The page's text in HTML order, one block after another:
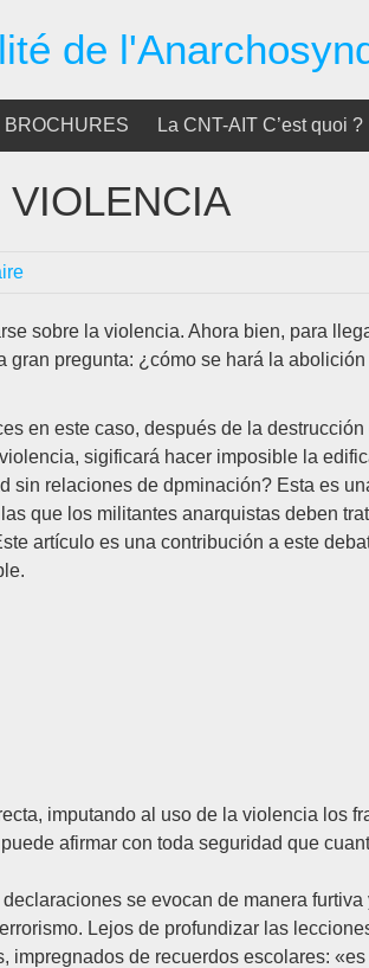
de
BROCHURES La CNT-AIT C’est quoi ?
VIOLENCIA
sobre la violencia. Ahora bien, para
pregunta: ¿cómo se hará la abolición
en este caso, después de la destrucción
sigificará hacer imposible la
sin relaciones de dpminación? Esta es
que los militantes anarquistas deben
artículo es una contribución a este
imputando al uso de la violencia los
afirmar con toda seguridad que
se evocan de manera furtiva
Lejos de profundizar las
impregnados de recuerdos escolares: «es